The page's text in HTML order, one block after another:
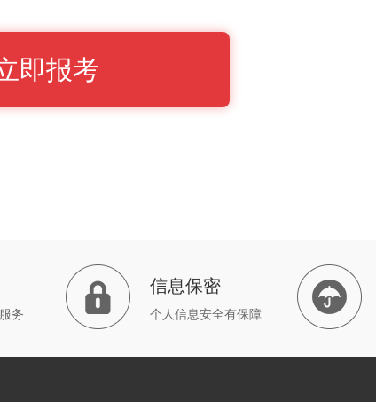
即报考
务
信息保密
个人信息安全有保障